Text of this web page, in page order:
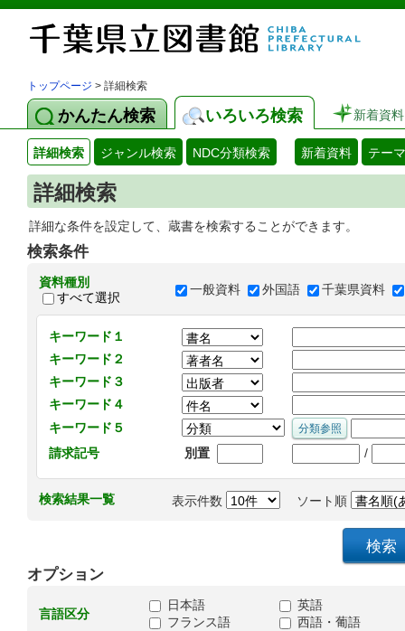
トップページ > 詳細検索
かんたん検索 いろいろ検索 新着資料
詳細検索 ジャンル検索 NDC分類検索 新着資料 テー
詳細検索
詳細な条件を設定して、蔵書を検索することができます。
検索条件
資料種別
すべて選択
一般資料 外国語 千葉県資料
キーワード１
キーワード２
キーワード３
キーワード４
キーワード５
請求記号
別置 /
検索結果一覧 表示件数 ソート順
オプション
言語区分
日本語
英語
フランス語
西語・葡語